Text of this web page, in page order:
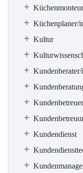
Küchenplaner/
Kultur
Kundenberater/
Kundendienst